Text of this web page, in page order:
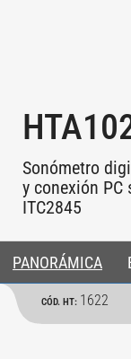
Sonómetro
y conexión
ITC2845
PANORÁMICA
CÓD. HT: 1622